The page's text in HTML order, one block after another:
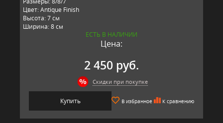
Цвет: Antique Finish
Высота: 7 см
Ширина: 8 см
ЕСТЬ В НАЛИЧИИ
Цена:
2 450 руб.
Скидки при покупке
Купить В избранное К сравнению